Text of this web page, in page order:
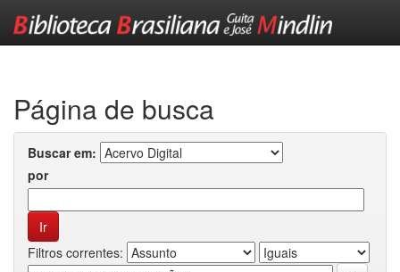
Página de busca
Buscar em:
por
Filtros correntes: